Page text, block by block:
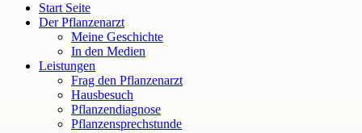
Start Seite
Der Pflanzenarzt
Meine Geschichte
In den Medien
Leistungen
Frag den Pflanzenarzt
Hausbesuch
Pflanzendiagnose
Pflanzensprechstunde